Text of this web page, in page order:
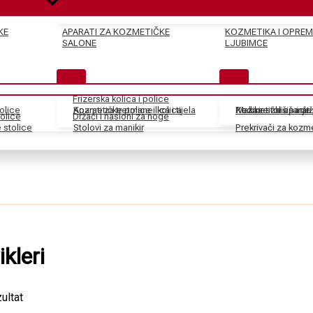
Frizerska kolica i police
Držači i nasloni za noge
stolice
Kozmetičke police i kolica
Stolovi za manikir
Pedikir stolice i
Prekrivači za
APARATI ZA KOZMETIČKE
SALONE
Aparati za tretmane lica i tijela Kozmetički
KOZMETIKA I
LJUBIMCE
Makaze za šišanje